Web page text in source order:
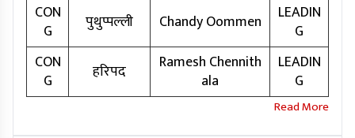
CON
G
पुथुप्पल्ली Chandy Oommen
LEADIN
G
CON
G
हरिपद
Ramesh Chennith
ala
LEADIN
G